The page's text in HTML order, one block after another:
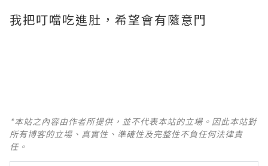
我把叮噹吃進肚，希望會有隨意門
*本站之內容由作者所提供，並不代表本站的立場。因此本站對
所有博客的立場、真實性、準確性及完整性不負任何法律責
任。